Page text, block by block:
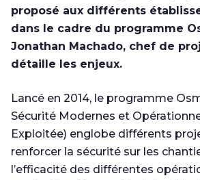
proposé aux différents
dans le cadre du programme
Jonathan Machado, chef de
détaille les enjeux.
Lancé en 2014, le programme
Sécurité Modernes et
Exploitée) englobe différents
renforcer la sécurité sur les
l’efficacité des différentes